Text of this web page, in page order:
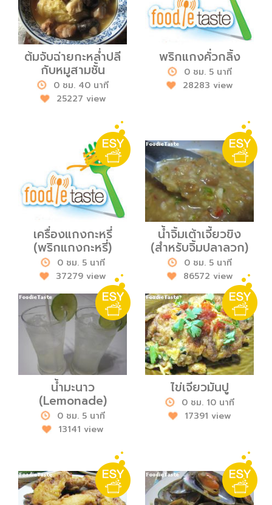
ต้มจับฉ่ายกะหล่ำปลี
กับหมูสามชั้น
0 ชม. 40 นาที
25227 view
พริกแกงคั่วกลิ้ง
0 ชม. 5 นาที
28283 view
เครื่องแกงกะหรี่
(พริกแกงกะหรี่)
0 ชม. 5 นาที
37279 view
น้ำจิ้มเต้าเจี้ยวขิง
(สำหรับจิ้มปลาลวก)
0 ชม. 5 นาที
86572 view
น้ำมะนาว
(Lemonade)
0 ชม. 5 นาที
13141 view
ไข่เจียวมันปู
0 ชม. 10 นาที
17391 view